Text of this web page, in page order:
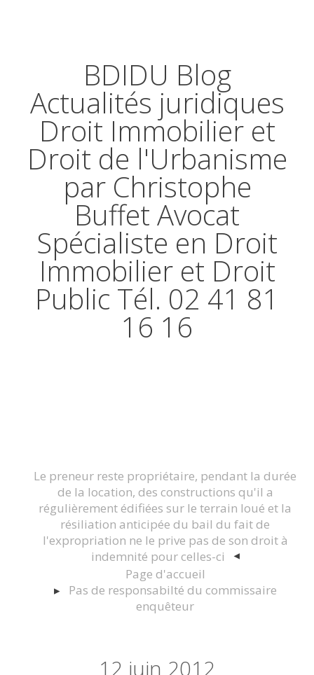
BDIDU Blog
Actualités juridiques
Droit Immobilier et
Droit de l'Urbanisme
par Christophe
Buffet Avocat
Spécialiste en Droit
Immobilier et Droit
Public Tél. 02 41 81
16 16
Le preneur reste propriétaire, pendant la durée
de la location, des constructions qu'il a
régulièrement édifiées sur le terrain loué et la
résiliation anticipée du bail du fait de
l'expropriation ne le prive pas de son droit à
indemnité pour celles-ci
Page d'accueil
Pas de responsabilté du commissaire
enquêteur
12 juin 2012